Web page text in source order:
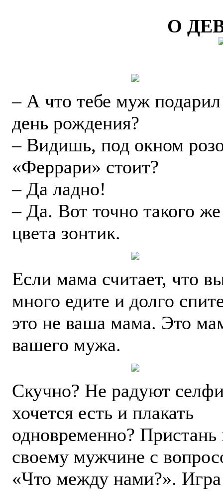
О
– А что тебе муж
день рождения?
– Видишь, под окном
«Феррари» стоит?
– Да ладно!
– Да. Вот точно такого же
цвета зонтик.
Если мама считает, что
много едите и долго
это не ваша мама. Это
вашего мужа.
Скучно? Не радуют
хочется есть и плакать
одновременно? Пристань
своему мужчине с
«Что между нами?». Игра